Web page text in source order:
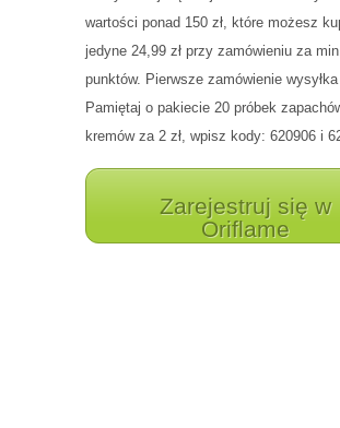
wartości ponad 150 zł, które możesz
jedyne 24,99 zł przy zamówieniu za
punktów. Pierwsze zamówienie
Pamiętaj o pakiecie 20 próbek
kremów za 2 zł, wpisz kody: 620906 i
Zarejestruj się w
Oriflame